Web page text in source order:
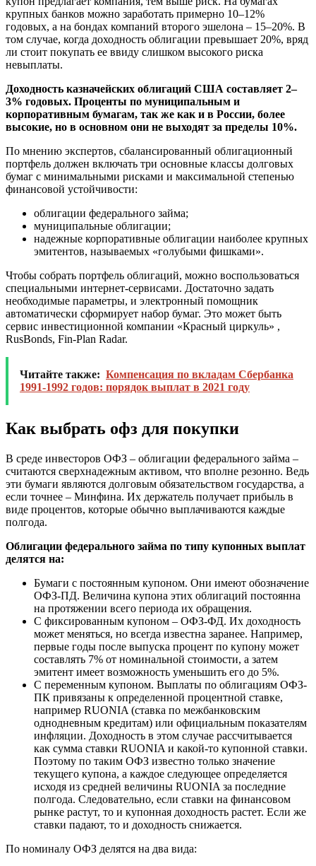
крупных банков можно заработать примерно 10–12%
годовых, а на бондах компаний второго эшелона – 15–20%. В
том случае, когда доходность облигации превышает 20%, вряд
ли стоит покупать ее ввиду слишком высокого риска
невыплаты.
Доходность казначейских облигаций США составляет 2–
3% годовых. Проценты по муниципальным и
корпоративным бумагам, так же как и в России, более
высокие, но в основном они не выходят за пределы 10%.
По мнению экспертов, сбалансированный облигационный
портфель должен включать три основные классы долговых
бумаг с минимальными рисками и максимальной степенью
финансовой устойчивости:
облигации федерального займа;
муниципальные облигации;
надежные корпоративные облигации наиболее крупных
эмитентов, называемых «голубыми фишками».
Чтобы собрать портфель облигаций, можно воспользоваться
специальными интернет-сервисами. Достаточно задать
необходимые параметры, и электронный помощник
автоматически сформирует набор бумаг. Это может быть
сервис инвестиционной компании «Красный циркуль» ,
RusBonds, Fin-Plan Radar.
Читайте также: Компенсация по вкладам Сбербанка
1991-1992 годов: порядок выплат в 2021 году
Как выбрать офз для покупки
В среде инвесторов ОФЗ – облигации федерального займа –
считаются сверхнадежным активом, что вполне резонно. Ведь
эти бумаги являются долговым обязательством государства, а
если точнее – Минфина. Их держатель получает прибыль в
виде процентов, которые обычно выплачиваются каждые
полгода.
Облигации федерального займа по типу купонных выплат
делятся на:
Бумаги с постоянным купоном. Они имеют обозначение
ОФЗ-ПД. Величина купона этих облигаций постоянна
на протяжении всего периода их обращения.
С фиксированным купоном – ОФЗ-ФД. Их доходность
может меняться, но всегда известна заранее. Например,
первые годы после выпуска процент по купону может
составлять 7% от номинальной стоимости, а затем
эмитент имеет возможность уменьшить его до 5%.
С переменным купоном. Выплаты по облигациям ОФЗ-
ПК привязаны к определенной процентной ставке,
например RUONIA (ставка по межбанковским
однодневным кредитам) или официальным показателям
инфляции. Доходность в этом случае рассчитывается
как сумма ставки RUONIA и какой-то купонной ставки.
Поэтому по таким ОФЗ известно только значение
текущего купона, а каждое следующее определяется
исходя из средней величины RUONIA за последние
полгода. Следовательно, если ставки на финансовом
рынке растут, то и купонная доходность растет. Если же
ставки падают, то и доходность снижается.
По номиналу ОФЗ делятся на два вида: